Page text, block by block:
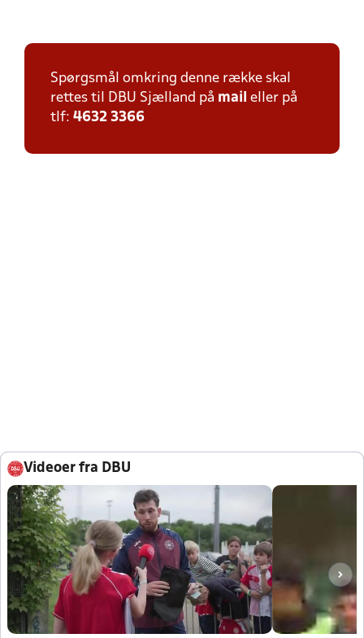
Spørgsmål omkring denne række skal
rettes til DBU Sjælland på mail eller på
tlf: 4632 3366
Videoer fra DBU